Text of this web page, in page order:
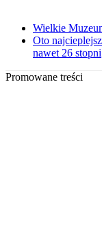
Wielkie
Oto
nawet 26 stopni
Promowane treści